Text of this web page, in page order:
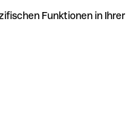
Funktionen in Ihrer